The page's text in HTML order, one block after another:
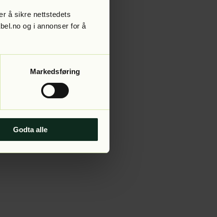
å sikre nettstedets
og i annonser for å
Markedsføring
Godta alle